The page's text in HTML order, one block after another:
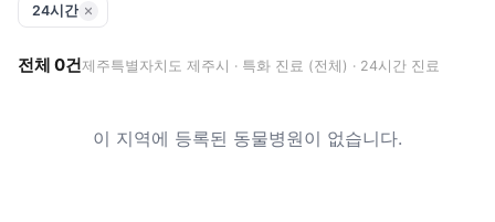
24시간
전체 0건제주특별자치도 제주시 · 특화 진료 (전체) · 24시간 진료
이 지역에 등록된 동물병원이 없습니다.